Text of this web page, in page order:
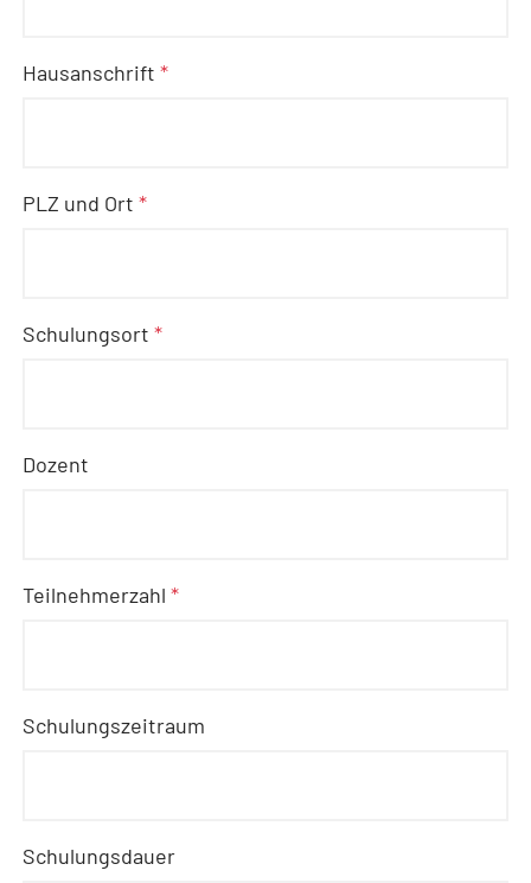
Hausanschrift*
PLZ und Ort*
Schulungsort*
Dozent
Teilnehmerzahl*
Schulungszeitraum
Schulungsdauer